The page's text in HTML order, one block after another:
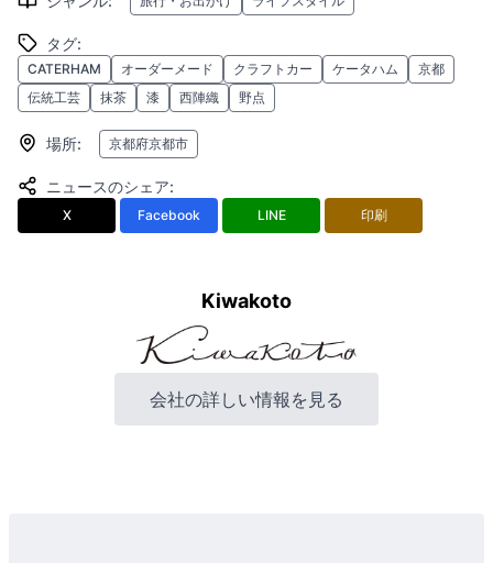
タグ:
CATERHAM オーダーメード クラフトカー ケータハム
京都
伝統工芸
抹茶 漆 西陣織 野点
場所: 京都府京都市
ニュースのシェア:
X Facebook LINE 印刷
Kiwakoto
会社の詳しい情報を見る